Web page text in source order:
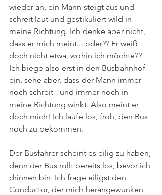
wieder an, ein Mann steigt aus und
schreit laut und gestikuliert wild in
meine Richtung. Ich denke aber nicht,
dass er mich meint... oder?? Er weiß
doch nicht etwa, wohin ich möchte??
Ich biege also erst in den Busbahnhof
ein, sehe aber, dass der Mann immer
noch schreit - und immer noch in
meine Richtung winkt. Also meint er
doch mich! Ich laufe los, froh, den Bus
noch zu bekommen.
Der Busfahrer scheint es eilig zu haben,
denn der Bus rollt bereits los, bevor ich
drinnen bin. Ich frage eiligst den
Conductor, der mich herangewunken